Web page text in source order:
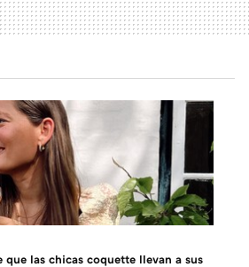
que las chicas coquette llevan a sus